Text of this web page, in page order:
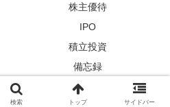
株主優待
IPO
積立投資
備忘録
でハーフリタイア生活.
検索 トップ サイドバー